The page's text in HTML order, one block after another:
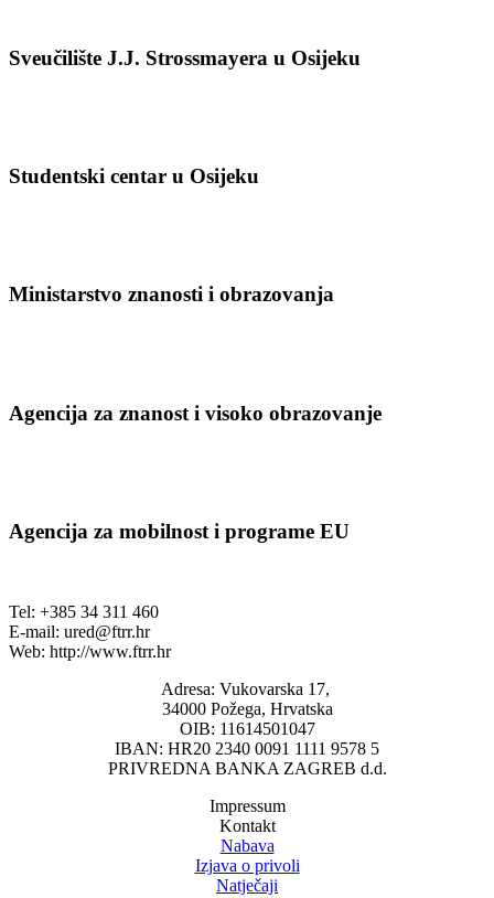
Sveučilište J.J. Strossmayera u Osijeku
Studentski centar u Osijeku
Ministarstvo znanosti i obrazovanja
Agencija za znanost i visoko obrazovanje
Agencija za mobilnost i programe EU
Tel: +385 34 311 460
E-mail: ured@ftrr.hr
Web: http://www.ftrr.hr
Adresa: Vukovarska 17,
34000 Požega, Hrvatska
OIB: 11614501047
IBAN: HR20 2340 0091 1111 9578 5
PRIVREDNA BANKA ZAGREB d.d.
Impressum
Kontakt
Nabava
Izjava o privoli
Natječaji